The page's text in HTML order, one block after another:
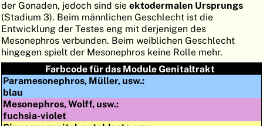
EMBRYOGENESE
ORGANOGENESE
ATLASEMBRYOLOGY
der Gonaden, jedoch sind sie ektodermalen Ursprungs
(Stadium 3). Beim männlichen Geschlecht ist die
Entwicklung der Testes eng mit derjenigen des
Mesonephros verbunden. Beim weiblichen Geschlecht
hingegen spielt der Mesonephros keine Rolle mehr.
Farbcode für das Module Genitaltrakt
Paramesonephros, Müller, usw.:
blau
Mesonephros, Wolff, usw.:
fuchsia-violet